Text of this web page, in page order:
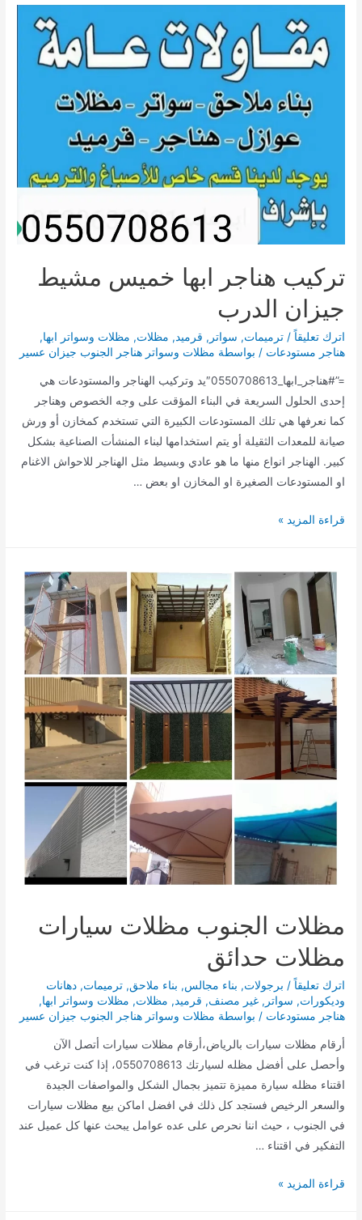
تركيب هناجر ابها خميس مشيط
جيزان الدرب
اترك تعليقاً /ترميمات, سواتر , قرميد, مظلات, مظلات وسواتر ابها,
هناجر مستودعات / بواسطة مظلات وسواتر هناجر الجنوب جيزان عسير
=”#هناجر_ابها_0550708613″يد وتركيب الهناجر والمستودعات هي
إحدى الحلول السريعة في البناء المؤقت على وجه الخصوص وهناجر
كما نعرفها هي تلك المستودعات الكبيرة التي تستخدم كمخازن أو ورش
صيانة للمعدات الثقيلة أو يتم استخدامها لبناء المنشأت الصناعية بشكل
كبير. الهناجر انواع منها ما هو عادي وبسيط مثل الهناجر للاحواش الاغنام
او المستودعات الصغيرة او المخازن او بعض …
تركيب
خميس
مشيط
جيزان
الدرب
قراءة المزيد »
مظلات الجنوب مظلات سيارات
مظلات حدائق
اترك تعليقاً / برجولات, بناء مجالس, بناء ملاحق,ترميمات,دهانات
وديكورات, سواتر ,غير مصنف, قرميد, مظلات, مظلات وسواتر ابها,
هناجر مستودعات / بواسطة مظلات وسواتر هناجر الجنوب جيزان عسير
أرقام مظلات سيارات بالرياض،أرقام مظلات سيارات أتصل الآن
وأحصل على أفضل مظله لسيارتك 0550708613، إذا كنت ترغب في
اقتناء مظله سيارة مميزة تتميز بجمال الشكل والمواصفات الجيدة
والسعر الرخيص فستجد كل ذلك في افضل اماكن بيع مظلات سيارات
في الجنوب ، حيث اننا نحرص على عده عوامل يبحث عنها كل عميل عند
التفكير في اقتناء …
مظلات
قراءة المزيد »